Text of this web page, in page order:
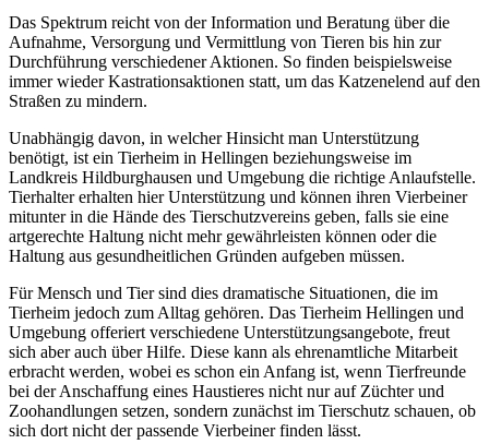
Das Spektrum reicht von der Information und Beratung über die
Aufnahme, Versorgung und Vermittlung von Tieren bis hin zur
Durchführung verschiedener Aktionen. So finden beispielsweise
immer wieder Kastrationsaktionen statt, um das Katzenelend auf den
Straßen zu mindern.
Unabhängig davon, in welcher Hinsicht man Unterstützung
benötigt, ist ein Tierheim in Hellingen beziehungsweise im
Landkreis Hildburghausen und Umgebung die richtige Anlaufstelle.
Tierhalter erhalten hier Unterstützung und können ihren Vierbeiner
mitunter in die Hände des Tierschutzvereins geben, falls sie eine
artgerechte Haltung nicht mehr gewährleisten können oder die
Haltung aus gesundheitlichen Gründen aufgeben müssen.
Für Mensch und Tier sind dies dramatische Situationen, die im
Tierheim jedoch zum Alltag gehören. Das Tierheim Hellingen und
Umgebung offeriert verschiedene Unterstützungsangebote, freut
sich aber auch über Hilfe. Diese kann als ehrenamtliche Mitarbeit
erbracht werden, wobei es schon ein Anfang ist, wenn Tierfreunde
bei der Anschaffung eines Haustieres nicht nur auf Züchter und
Zoohandlungen setzen, sondern zunächst im Tierschutz schauen, ob
sich dort nicht der passende Vierbeiner finden lässt.